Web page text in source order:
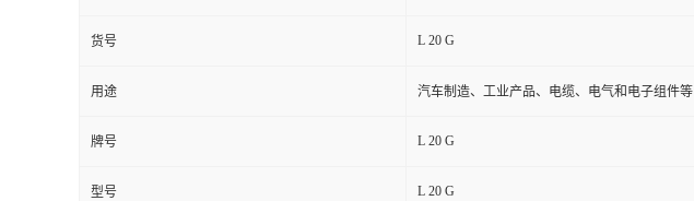
货号 L 20 G
用途 汽车制造、工业产品、电缆、电气和电子组件等
牌号 L 20 G
型号 L 20 G